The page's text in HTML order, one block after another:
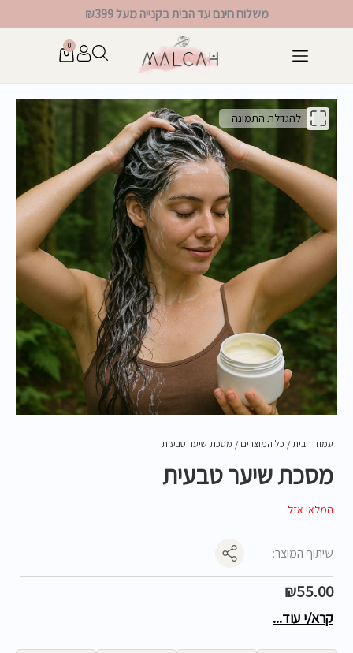
לתוכן
משלוח חינם עד הבית בקנייה מעל ₪399
0
עגלת
עמוד הבית/ כל המוצרים/ מסכת שיער טבעית
מסכת שיער טבעית
המלאי אזל
שיתוף המוצר:
₪55.00
קרא/י עוד...